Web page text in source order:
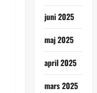
juni 2025
maj 2025
april 2025
mars 2025